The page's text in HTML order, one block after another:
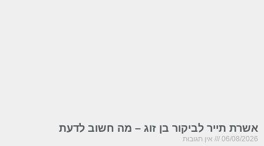
אשרת תייר לביקור בן זוג – מה חשוב לדעת
06/08/2026 אין תגובות